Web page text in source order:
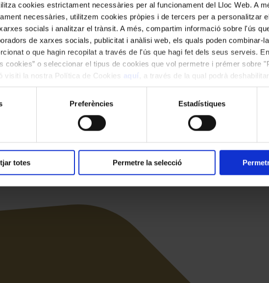
cookies estrictament necessàries per al funcionament del Lloc Web. A
necessàries, utilitzem cookies pròpies i de tercers per a personalitzar
socials i analitzar el trànsit. A més, compartim informació sobre l'ús
de xarxes socials, publicitat i anàlisi web, els quals poden combinar-
o que hagin recopilat a través de l'ús que hagi fet dels seus serveis.
cookies” o seleccionar el tipus de cookies que vol permetre i prémer sobre
visiti la nostra Política de Cookies aquí
, a través de la qual podrà
moment.
Preferències Estadístiques
totes Permetre la selecció
la història de la música catalana
interessats a conèixer la història de la música catalana a través dels tresors
de l’Orfeó Català, un espai arquitectònic singular on es podran veure
que expliquen la història de la música catalana com manuscrits musicals que
de mà que reflecteixen la història centenària del Palau de la Música Catalana,